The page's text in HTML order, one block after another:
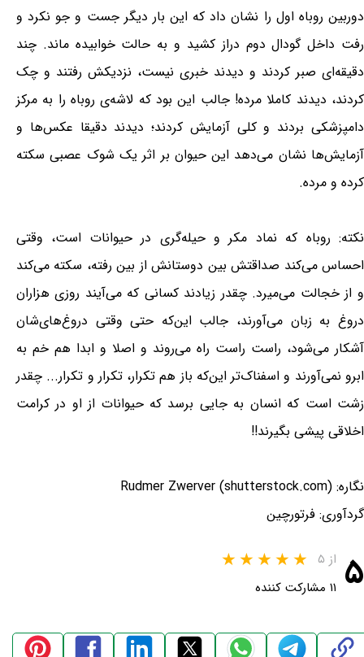
دوربین روباه اول را نشان داد که این بار دیگر جست و جو نکرد و
رفت داخل گودال دوم دراز کشید و به حالت خوابیده ماند. چند
دقیقه‌ای صبر کردند و دیدند خبری نیست، نزدیکش رفتند و چک
کردند، دیدند کاملا مرده! جالب این بود که لاشه‌ی روباه را به مرکز
دامپزشکی بردند و کلی آزمایش کردند؛ دیدند دقیقا عکس‌ها و
آزمایش‌ها نشان می‌دهد این حیوان بر اثر یک شوک عصبی سکته
کرده و مرده.
نکته: روباه که نماد مکر و حیله‌گری در حیوانات است، وقتی
احساس می‌کند صداقتش بین دوستانش از بین رفته، سکته می‌کند
و از خجالت می‌میرد. چقدر زیادند کسانی که می‌آیند روزی هزاران
دروغ به زبان می‌آورند، جالب این‌که حتی وقتی دروغ‌های‌شان
آشکار می‌شود، راست راست راه می‌روند و اصلا و ابدا هم خم به
ابرو نمی‌آورند و اسفناک‌تر این‌که باز هم تکرار، تکرار و تکرار... چقدر
زشت است که انسان به جایی برسد که حیوانات از او در کرامت
اخلاقی پیشی بگیرند!!
نگاره: Rudmer Zwerver (shutterstock.com)
گردآوری: فرتورچین
۵ از ۵
۱۱ مشارکت کننده